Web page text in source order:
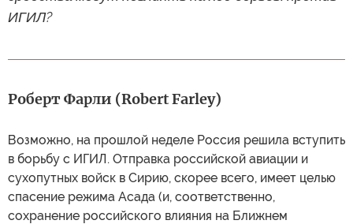
ИГИЛ?
Роберт Фарли (Robert Farley)
Возможно, на прошлой неделе Россия решила вступить
в борьбу с ИГИЛ. Отправка российской авиации и
сухопутных войск в Сирию, скорее всего, имеет целью
спасение режима Асада (и, соответственно,
сохранение российского влияния на Ближнем